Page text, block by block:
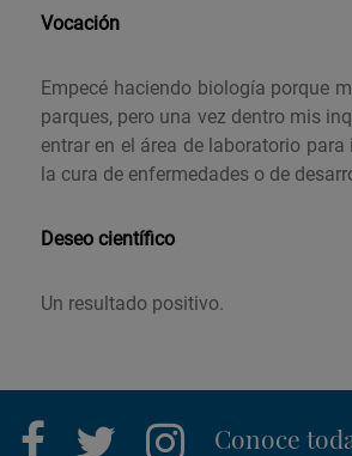
Vocación
Empecé haciendo biología porque
parques, pero una vez dentro mis
entrar en el área de laboratorio
la cura de enfermedades o de
Deseo científico
Un resultado positivo.
facebooktwitter instagram
Conoce